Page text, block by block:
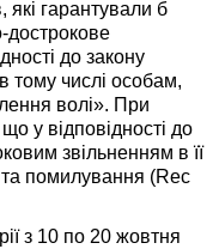
які гарантували б
дострокове
до закону
тому числі особам,
волі». При
у відповідності до
звільненням в її
та помилування (Rec
з 10 по 20 жовтня